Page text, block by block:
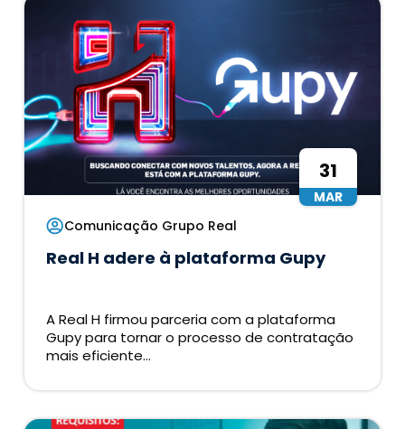
31
MAR
Comunicação Grupo Real
Real H adere à plataforma Gupy
A Real H firmou parceria com a plataforma
Gupy para tornar o processo de contratação
mais eficiente...